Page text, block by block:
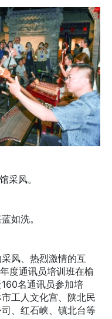
风。
如洗。
风、热烈激情的互
度通讯员培训班在榆
名通讯员参加培
工人文化宫、陕北民
、红石峡、镇北台等